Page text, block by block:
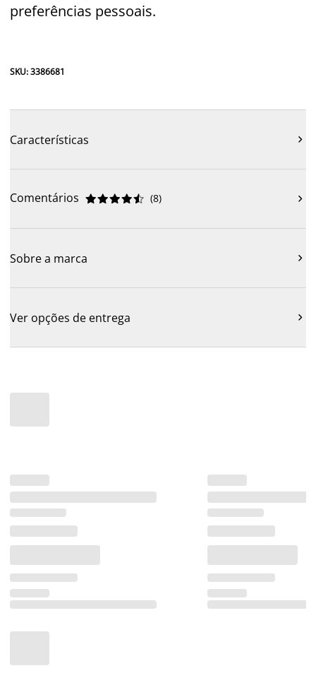
preferências pessoais.
SKU: 3386681
Características 
Comentários 




 (8) 
Sobre a marca 
Ver opções de entrega 